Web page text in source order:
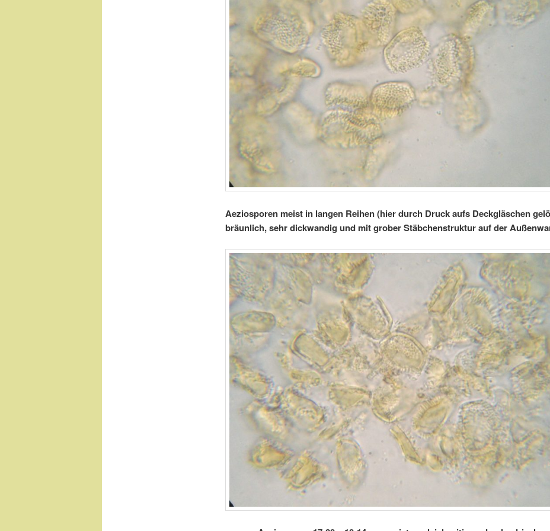
Aeziosporen meist in langen Reihen (hier durch Druck aufs Deckgläschen
bräunlich, sehr dickwandig und mit grober Stäbchenstruktur auf der